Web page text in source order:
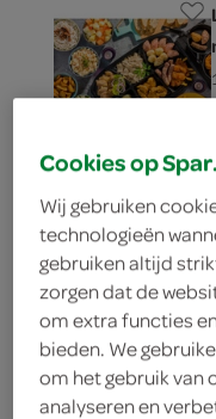
Cookies op
Wij gebruiken
technologieën
gebruiken altijd
zorgen dat de
om extra functies
bieden. We
om het gebruik van
analyseren en